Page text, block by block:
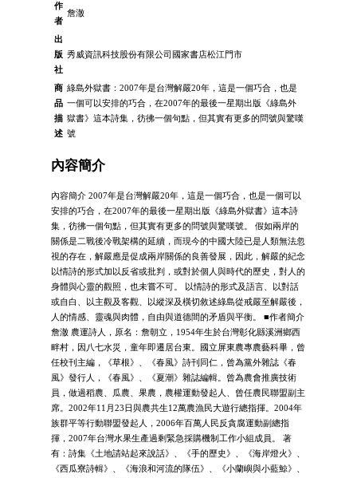
作
者
詹澈
出
版
社
秀威資訊科技股份有限公司國家書店松江門市
商
品
描
述
綠島外獄書：2007年是台灣解嚴20年，這是一個巧合，也是
一個可以安排的巧合，在2007年的最後一星期出版《綠島外
獄書》這本詩集，彷彿一個句點，但其實有更多的問號與驚嘆
號
內容簡介
內容簡介 2007年是台灣解嚴20年，這是一個巧合，也是一個可以
安排的巧合，在2007年的最後一星期出版《綠島外獄書》這本詩
集，彷彿一個句點，但其實有更多的問號與驚嘆號。 假如兩岸的
關係是二戰後冷戰架構的延續，而現今的中國大陸已是人類無法忽
視的存在，解嚴應是促成兩岸關係的良善發展，因此，解嚴的紀念
以情詩的形式加以反省或批判，或對於個人與時代的歷史，對人的
身體與心靈的觀照，也未嘗不可。 以情詩的形式及語言、以對話
或自白、以主觀及客觀、以縱深及橫切敘述綠島從戒嚴至解嚴後，
人的情感、靈魂與肉體，自由與道德間的矛盾與平衡。 ■作者簡介
詹澈 農運詩人，原名：詹朝立，1954年生於台灣彰化縣溪洲鄉西
畔村，因八七水災，童年即遷居台東。國立屏東農專農藝科畢，曾
任校刊主編，《草根》、《春風》詩刊同仁，曾為黨外雜誌《春
風》發行人，《春風》、《夏潮》雜誌編輯。曾為農會推廣技術
員，做過稻農、瓜農、果農，農權運動發起人、曾任農民聯盟副主
席。2002年11月23日與農共生12萬農漁民大遊行總指揮。2004年
族群平等行動聯盟發起人，2006年百萬人民反貪腐運動副總指
揮，2007年台灣水果生產過剩緊急採購機制工作小組成員。 著
有：詩集《土地請站起來說話》、《手的歷史》、《海岸燈火》、
《西瓜寮詩輯》、《海浪和河流的隊伍》、《小蘭嶼與小藍鯨》、